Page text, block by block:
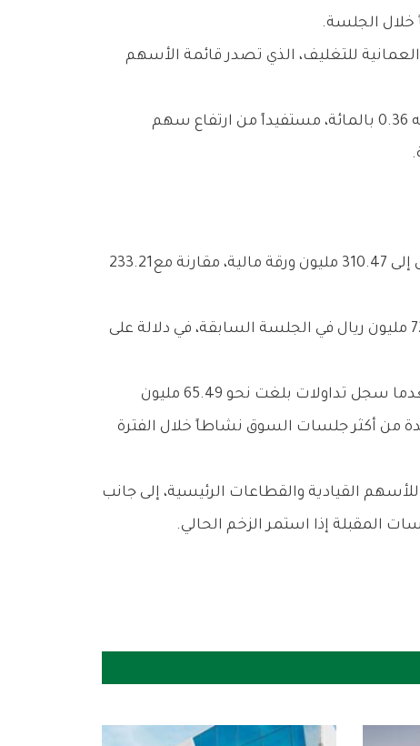
وعلى‭ ‬صعيد‭ ‬التداولات،‭ ‬شهدت‭ ‬الجلسة‭ ‬نشاطاً‭ ‬لافتاً،‭ ‬حيث‭ ‬ارتفع‭ ‬حجم‭ ‬التداولات‭ ‬بنسبة‭ ‬33‭.‬13‭ ‬بالمائة‭ ‬ليصل‭ ‬إلى‭ ‬310‭.‬47‭ ‬مليون‭ ‬ورقة‭ ‬مالية،‭ ‬مقارنة‭ ‬مع‭ ‬233‭.‬21‭